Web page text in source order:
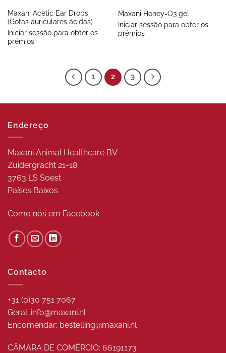
Maxani Acetic Ear Drops
(Gotas auriculares ácidas)
Iniciar sessão para obter os
prémios
Maxani Honey-O3 gel
Iniciar sessão para obter os
prémios
1 2 3
Endereço
Maxani Animal Healthcare BV
Zuidergracht 21-18
3763 LS Soest
Países Baixos
Como nós em Facebook
Contacto
+31 (0)30 751 7067
Geral: info@maxani.nl
Encomendar: bestelling@maxani.nl
CÂMARA DE COMÉRCIO: 66191173